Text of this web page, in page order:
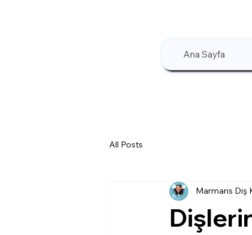
Ana Sayfa
All Posts
Marmaris Diş